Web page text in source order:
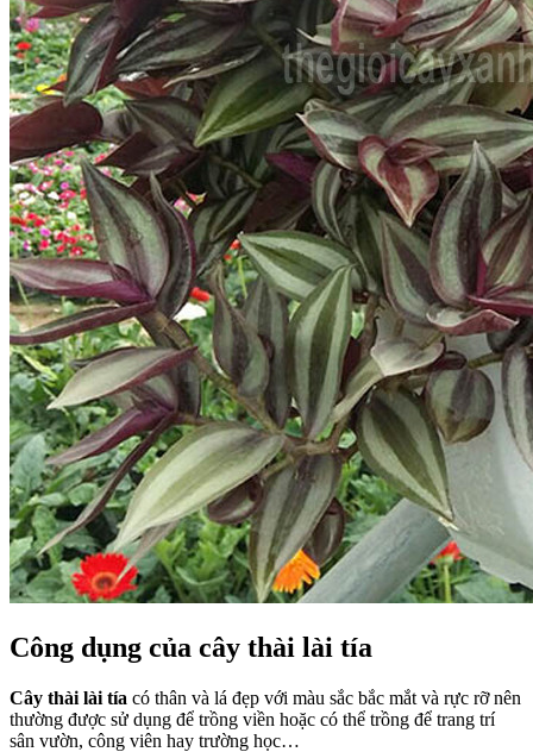
Công dụng của cây thài lài tía
Cây thài lài tía có thân và lá đẹp với màu sắc bắc mắt và rực rỡ nên
thường được sử dụng để trồng viền hoặc có thể trồng để trang trí
sân vườn, công viên hay trường học…